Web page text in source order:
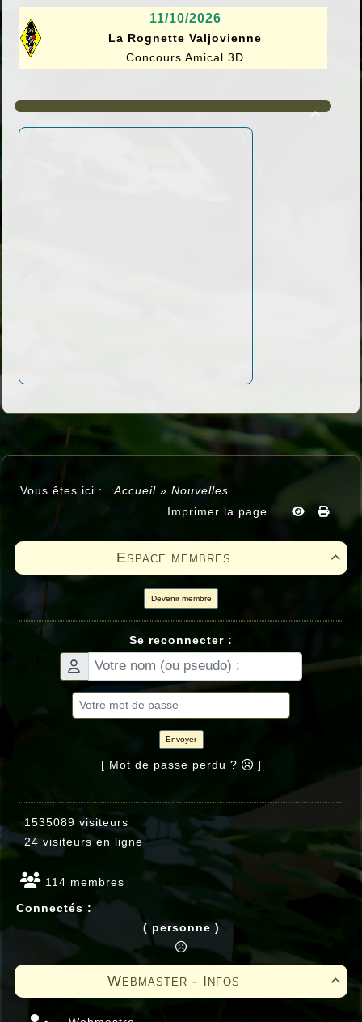
11/10/2026
La Rognette Valjovienne
Concours Amical 3D

Vous êtes ici : Accueil » Nouvelles
Imprimer la page...

Espace membres
Devenir membre
Se reconnecter :
Envoyer
[ Mot de passe perdu ? ]
1535089 visiteurs
24 visiteurs en ligne
114 membres
Connectés :
( personne )

Webmaster - Infos